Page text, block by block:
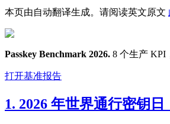
本页由自动翻译生成。请阅读英文原文
Passkey Benchmark 2026. 8 个生产 KPI
打开基准报告
1. 2026 年世界通行密钥